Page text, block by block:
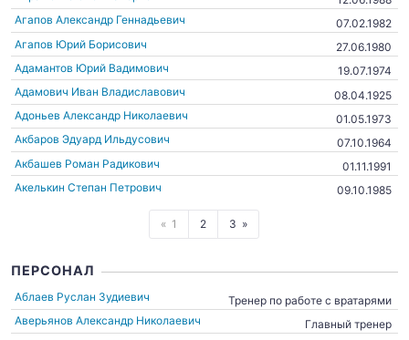
Агапов Александр Геннадьевич
07.02.1982
Агапов Юрий Борисович
27.06.1980
Адамантов Юрий Вадимович
19.07.1974
Адамович Иван Владиславович
08.04.1925
Адоньев Александр Николаевич
01.05.1973
Акбаров Эдуард Ильдусович
07.10.1964
Акбашев Роман Радикович
01.11.1991
Акелькин Степан Петрович
09.10.1985
1 2 3
ПЕРСОНАЛ
Аблаев Руслан Зудиевич
Тренер по работе с вратарями
Аверьянов Александр Николаевич
Главный тренер